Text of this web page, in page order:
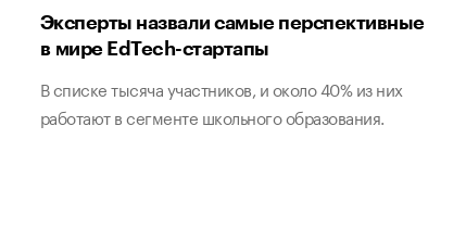
Эксперты назвали самые перспективные
в мире EdTech-стартапы
В списке тысяча участников, и около 40% из них
работают в сегменте школьного образования.